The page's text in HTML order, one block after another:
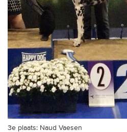
3e plaats: Naud Vaesen